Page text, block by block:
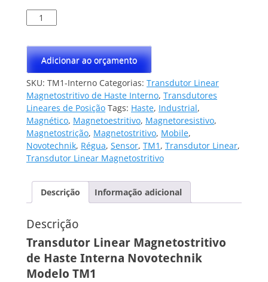
Transdutor
Linear
de
Haste
Interna
Novotechnik
Modelo
TM1
quantidade
Adicionar ao orçamento
SKU: TM1-Interno Categorias: Transdutor Linear
Magnetostritivo de Haste Interno, Transdutores
Lineares de Posição Tags: Haste, Industrial,
Magnético, Magnetoestritivo, Magnetoresistivo,
Magnetostrição, Magnetostritivo, Mobile,
Novotechnik, Régua, Sensor, TM1 , Transdutor Linear,
Transdutor Linear Magnetostritivo
Descrição Informação adicional
Descrição
Transdutor Linear Magnetostritivo
de Haste Interna Novotechnik
Modelo TM1